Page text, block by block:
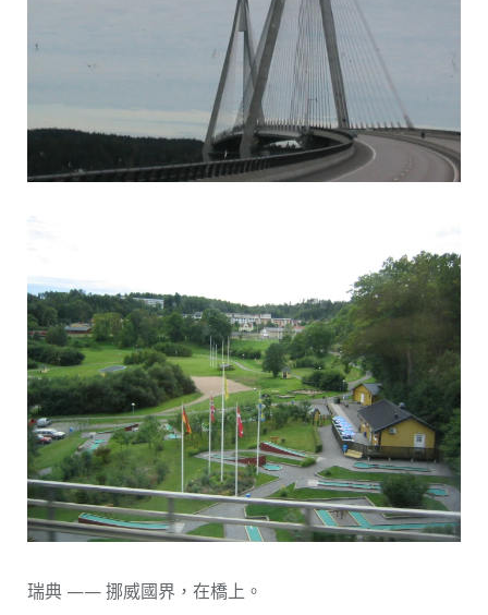
瑞典 —— 挪威國界，在橋上。